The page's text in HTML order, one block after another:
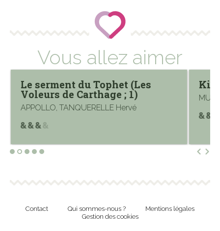
Vous allez aimer
Le serment du Tophet (Les
Voleurs de Carthage ; 1)
APPOLLO, TANQUERELLE Hervé
Contact Qui sommes-nous ?
Mentions légales
Gestion des cookies